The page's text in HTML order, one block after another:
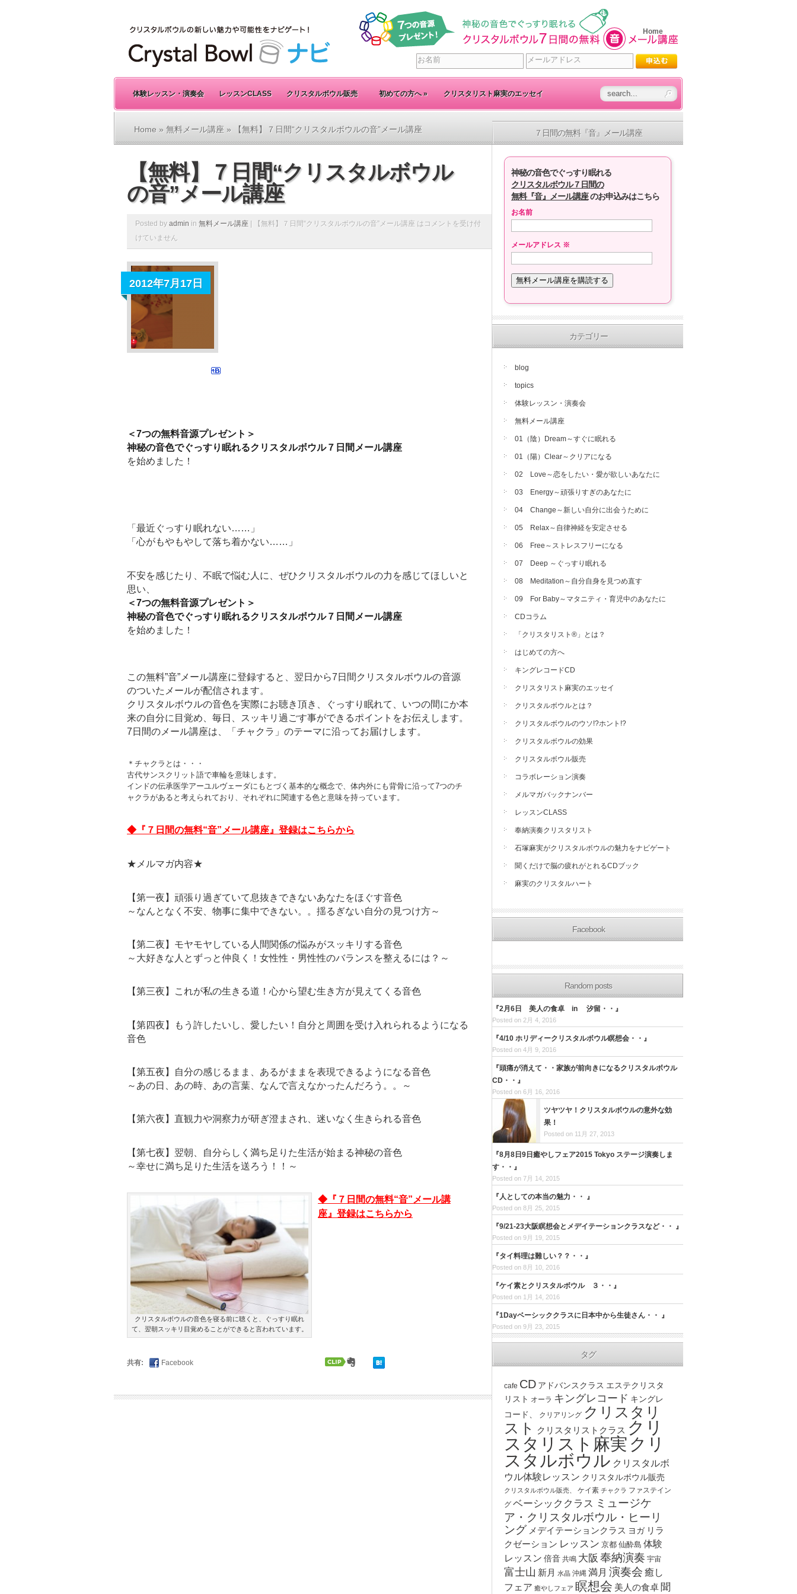
Home
体験レッスン・演奏会 レッスンCLASS クリスタルボウル販売 初めての方へ» クリスタリスト麻実のエッセイ
Home » 無料メール講座 » 【無料】７日間“クリスタルボウルの音”メール講座
【無料】７日間“クリスタルボウル
の音”メール講座
Posted by admin in 無料メール講座 【無料】７日間“クリスタルボウルの音”メール講座 は コメントを受け付
けていません
2012年7月17日
＜7つの無料音源プレゼント＞
神秘の音色でぐっすり眠れるクリスタルボウル７日間メール講座
を始めました！
「最近ぐっすり眠れない……」
「心がもやもやして落ち着かない……」
不安を感じたり、不眠で悩む人に、ぜひクリスタルボウルの力を感じてほしいと
思い、
＜7つの無料音源プレゼント＞
神秘の音色でぐっすり眠れるクリスタルボウル７日間メール講座
を始めました！
この無料”音”メール講座に登録すると、翌日から7日間クリスタルボウルの音源
のついたメールが配信されます。
クリスタルボウルの音色を実際にお聴き頂き、ぐっすり眠れて、いつの間にか本
来の自分に目覚め、毎日、スッキリ過ごす事ができるポイントをお伝えします。
7日間のメール講座は、「チャクラ」のテーマに沿ってお届けします。
＊チャクラとは・・・
古代サンスクリット語で車輪を意味します。
インドの伝承医学アーユルヴェーダにもとづく基本的な概念で、体内外にも背骨に沿って7つのチ
ャクラがあると考えられており、それぞれに関連する色と意味を持っています。
◆『７日間の無料“音”メール講座』登録はこちらから
★メルマガ内容★
【第一夜】頑張り過ぎていて息抜きできないあなたをほぐす音色
～なんとなく不安、物事に集中できない。。揺るぎない自分の見つけ方～
【第二夜】モヤモヤしている人間関係の悩みがスッキリする音色
～大好きな人とずっと仲良く！女性性・男性性のバランスを整えるには？～
【第三夜】これが私の生きる道！心から望む生き方が見えてくる音色
【第四夜】もう許したいし、愛したい！自分と周囲を受け入れられるようになる
音色
【第五夜】自分の感じるまま、あるがままを表現できるようになる音色
～あの日、あの時、あの言葉、なんで言えなかったんだろう。。～
【第六夜】直観力や洞察力が研ぎ澄まされ、迷いなく生きられる音色
【第七夜】翌朝、自分らしく満ち足りた生活が始まる神秘の音色
～幸せに満ち足りた生活を送ろう！！～
クリスタルボウルの音色を寝る前に聴くと、ぐっすり眠れ
て、翌朝スッキリ目覚めることができると言われています。
◆『７日間の無料“音”メール講
座』登録はこちらから
共有: Facebook
７日間の無料『音』メール講座
神秘の音色でぐっすり眠れる
クリスタルボウル７日間の
無料『音』メール講座のお申込みはこちら
お名前
メールアドレス ※
カテゴリー
blog
topics
体験レッスン・演奏会
無料メール講座
01（陰）Dream～すぐに眠れる
01（陽）Clear～クリアになる
02 Love～恋をしたい・愛が欲しいあなたに
03 Energy～頑張りすぎのあなたに
04 Change～新しい自分に出会うために
05 Relax～自律神経を安定させる
06 Free～ストレスフリーになる
07 Deep ～ぐっすり眠れる
08 Meditation～自分自身を見つめ直す
09 For Baby～マタニティ・育児中のあなたに
CDコラム
「クリスタリスト®」とは？
はじめての方へ
キングレコードCD
クリスタリスト麻実のエッセイ
クリスタルボウルとは？
クリスタルボウルのウソ!?ホント!?
クリスタルボウルの効果
クリスタルボウル販売
コラボレーション演奏
メルマガバックナンバー
レッスンCLASS
奉納演奏クリスタリスト
石塚麻実がクリスタルボウルの魅力をナビゲート
聞くだけで脳の疲れがとれるCDブック
麻実のクリスタルハート
Facebook
Random posts
『2月6日 美人の食卓 in 汐留・・』
Posted on 2月 4, 2016
『4/10 ホリディークリスタルボウル瞑想会・・』
Posted on 4月 9, 2016
『頭痛が消えて・・家族が前向きになるクリスタルボウル
CD・・』
Posted on 6月 16, 2016
ツヤツヤ！クリスタルボウルの意外な効
果！
Posted on 11月 27, 2013
『8月8日9日癒やしフェア2015 Tokyo ステージ演奏しま
す・・』
Posted on 7月 14, 2015
『人としての本当の魅力・・ 』
Posted on 8月 25, 2015
『9/21-23大阪瞑想会とメデイテーションクラスなど・・ 』
Posted on 9月 19, 2015
『タイ料理は難しい？？・・』
Posted on 8月 10, 2016
『ケイ素とクリスタルボウル ３・・』
Posted on 1月 14, 2016
『1Dayベーシッククラスに日本中から生徒さん・・ 』
Posted on 9月 23, 2015
タグ
cafe CD アドバンスクラス エステクリスタ
リスト オーラ キングレコード キングレ
コード、
クリアリング クリスタリ
スト
クリスタリストクラス クリ
スタリスト麻実 クリ
スタルボウル クリスタルボ
ウル体験レッスン クリスタルボウル販売
クリスタルボウル販売、 ケイ素 チャクラ ファステイン
グ ベーシッククラス ミュージケ
ア・クリスタルボウル・ヒーリ
ング メデイテーションクラス ヨガ リラ
クゼーション レッスン 京都 仙酔島 体験
レッスン 倍音 共鳴 大阪 奉納演奏 宇宙
富士山 新月 水晶 沖縄 満月 演奏会 癒し
フェア 癒やしフェア 瞑想会 美人の食卓 聞